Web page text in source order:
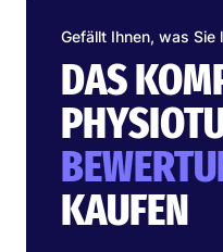
Gefällt Ihnen, was Sie
DAS
KAUFEN